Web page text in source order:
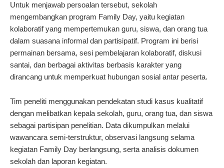
Untuk menjawab persoalan tersebut, sekolah
mengembangkan program Family Day, yaitu kegiatan
kolaboratif yang mempertemukan guru, siswa, dan orang tua
dalam suasana informal dan partisipatif. Program ini berisi
permainan bersama, sesi pembelajaran kolaboratif, diskusi
santai, dan berbagai aktivitas berbasis karakter yang
dirancang untuk memperkuat hubungan sosial antar peserta.
Tim peneliti menggunakan pendekatan studi kasus kualitatif
dengan melibatkan kepala sekolah, guru, orang tua, dan siswa
sebagai partisipan penelitian. Data dikumpulkan melalui
wawancara semi-terstruktur, observasi langsung selama
kegiatan Family Day berlangsung, serta analisis dokumen
sekolah dan laporan kegiatan.